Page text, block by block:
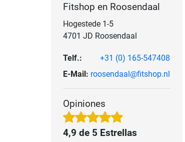
Fitshop en Roosendaal
Hogestede 1-5
4701 JD Roosendaal
Telf.:
+31 (0) 165-547408
E-Mail: roosendaal@fitshop.nl
Opiniones
4,9 de 5 Estrellas